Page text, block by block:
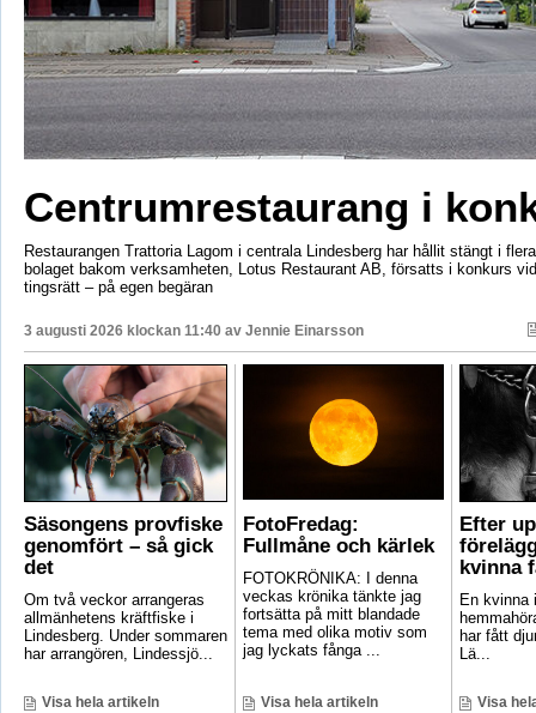
Centrumrestaurang i
Restaurangen Trattoria Lagom i centrala Lindesberg har hållit stängt i
bolaget bakom verksamheten, Lotus Restaurant AB, försatts i konkurs
tingsrätt – på egen begäran
3 augusti 2026 klockan 11:40 av Jennie Einarsson
Säsongens provfiske
genomfört – så gick
det
Om två veckor arrangeras
allmänhetens kräftfiske i
Lindesberg. Under sommaren
har arrangören, Lindessjö...
Visa hela artikeln
FotoFredag:
Fullmåne och kärlek
FOTOKRÖNIKA: I denna
veckas krönika tänkte jag
fortsätta på mitt blandade
tema med olika motiv som
jag lyckats fånga ...
Visa hela artikeln
Efter
kvinna
En kvinna
har fått
Lä...
Visa